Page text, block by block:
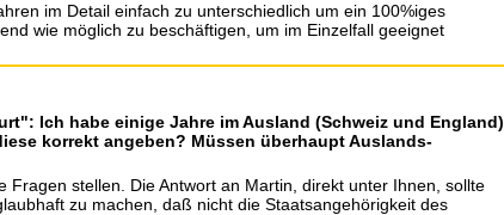
im Detail einfach zu unterschiedlich um ein 100%iges
wie möglich zu beschäftigen, um im Einzelfall geeignet
Ich habe einige Jahre im Ausland (Schweiz und England)
korrekt angeben? Müssen überhaupt Auslands-
stellen. Die Antwort an Martin, direkt unter Ihnen, sollte
zu machen, daß nicht die Staatsangehörigkeit des